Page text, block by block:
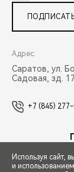
Адрес:
Саратов, ул.
Садовая, зд.
+7 (845)
Используя сайт,
и